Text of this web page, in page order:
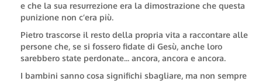
e che la sua resurrezione era la dimostrazione che questa
punizione non c’era più.
Pietro trascorse il resto della propria vita a raccontare alle
persone che, se si fossero fidate di Gesù, anche loro
sarebbero state perdonate... ancora, ancora e ancora.
I bambini sanno cosa significhi sbagliare, ma non sempre